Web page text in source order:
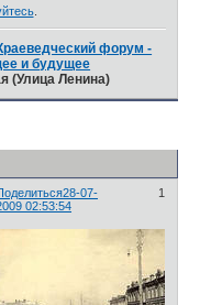
.
форум -
и будущее
(Улица Ленина)
1
28-07-
02:53:54